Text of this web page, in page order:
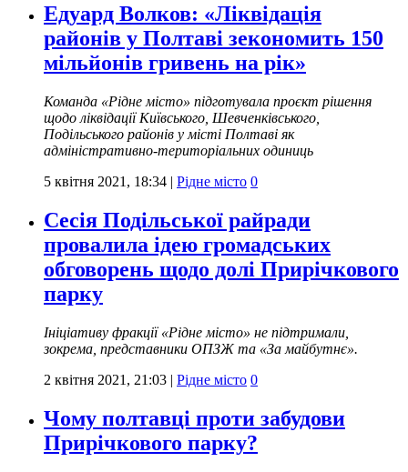
Едуард Волков: «Ліквідація
районів у Полтаві зекономить 150
мільйонів гривень на рік»
Команда «Рідне місто» підготувала проєкт рішення
щодо ліквідації Київського, Шевченківського,
Подільського районів у місті Полтаві як
адміністративно-територіальних одиниць
5 квітня 2021, 18:34 | Рідне місто 0
Сесія Подільської райради
провалила ідею громадських
обговорень щодо долі Прирічкового
парку
Ініціативу фракції «Рідне місто» не підтримали,
зокрема, представники ОПЗЖ та «За майбутнє».
2 квітня 2021, 21:03 | Рідне місто 0
Чому полтавці проти забудови
Прирічкового парку?